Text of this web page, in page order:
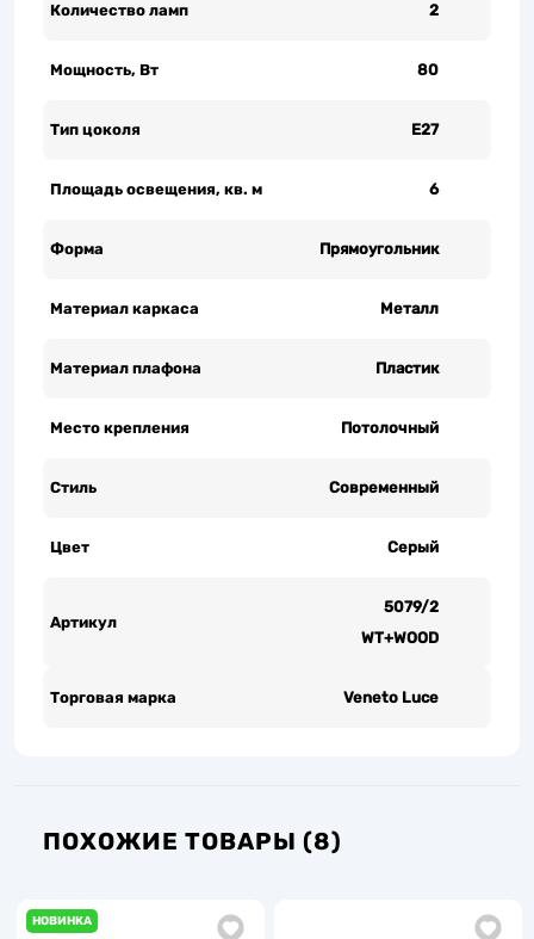
Количество ламп 2
Мощность, Вт 80
Тип цоколя Е27
Площадь освещения, кв. м 6
Форма Прямоугольник
Материал каркаса Металл
Материал плафона Пластик
Место крепления Потолочный
Стиль Современный
Цвет Серый
Артикул
5079/2
WT+WOOD
Торговая марка Veneto Luce
ПОХОЖИЕ ТОВАРЫ (8)
НОВИНКА